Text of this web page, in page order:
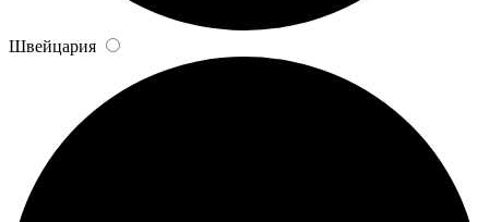
Швейцария